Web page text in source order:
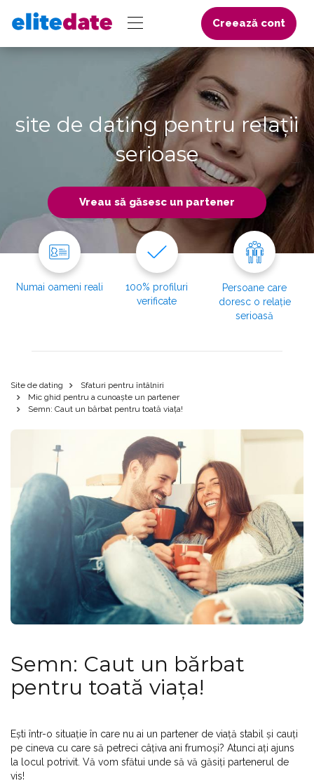
Creează cont
site de dating pentru relații
serioase
Vreau să găsesc un partener
Numai oameni reali
100% profiluri
verificate
Persoane care
doresc o relație
serioasă
Site de dating
Sfaturi pentru întâlniri
Mic ghid pentru a cunoaște un partener
Semn: Caut un bărbat pentru toată viața!
Semn: Caut un bărbat
pentru toată viața!
Ești într-o situație în care nu ai un partener de viață stabil și cauți
pe cineva cu care să petreci câțiva ani frumoși? Atunci ați ajuns
la locul potrivit. Vă vom sfătui unde să vă găsiți partenerul de
vis!